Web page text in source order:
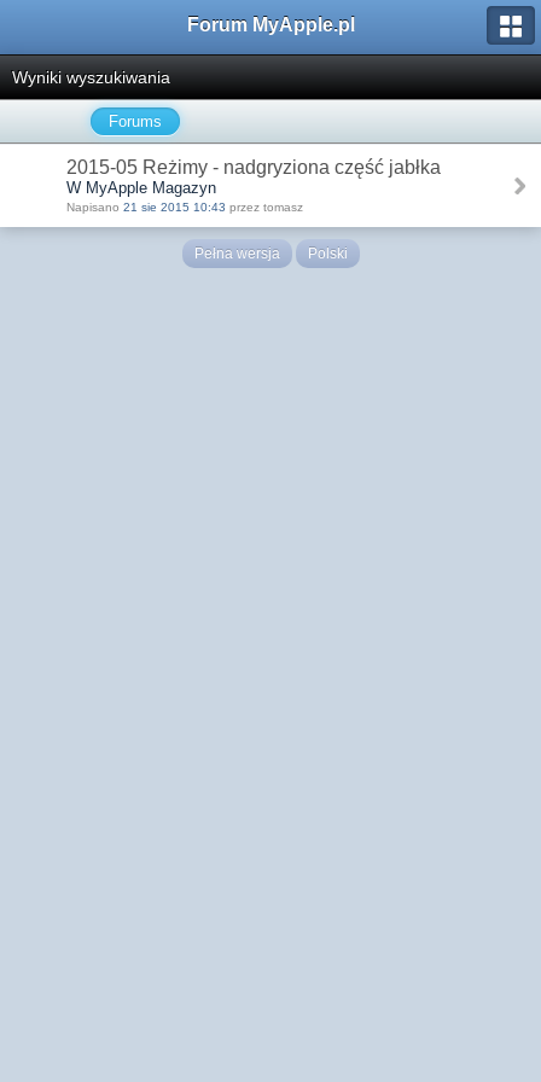
Forum MyApple.pl
Wyniki wyszukiwania
Forums
2015-05 Reżimy - nadgryziona część jabłka
W MyApple Magazyn
Napisano 21 sie 2015 10:43 przez tomasz
Pełna wersja Polski